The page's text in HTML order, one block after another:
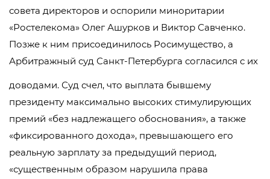
совета директоров и оспорили миноритарии
«Ростелекома» Олег Ашурков и Виктор Савченко.
Позже к ним присоединилось Росимущество, а
Арбитражный суд Санкт-Петербурга согласился с их
доводами. Суд счел, что выплата бывшему
президенту максимально высоких стимулирующих
премий «без надлежащего обоснования», а также
«фиксированного дохода», превышающего его
реальную зарплату за предыдущий период,
«существенным образом нарушила права